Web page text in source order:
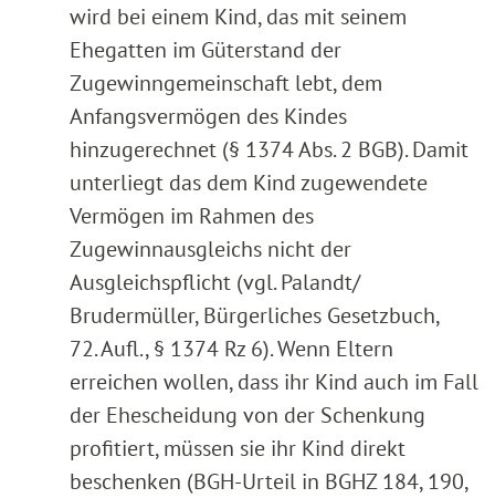
wird bei einem Kind, das mit seinem
Ehegatten im Güterstand der
Zugewinngemeinschaft lebt, dem
Anfangsvermögen des Kindes
hinzugerechnet (§ 1374 Abs. 2 BGB). Damit
unterliegt das dem Kind zugewendete
Vermögen im Rahmen des
Zugewinnausgleichs nicht der
Ausgleichspflicht (vgl. Palandt/
Brudermüller, Bürgerliches Gesetzbuch,
72. Aufl., § 1374 Rz 6). Wenn Eltern
erreichen wollen, dass ihr Kind auch im Fall
der Ehescheidung von der Schenkung
profitiert, müssen sie ihr Kind direkt
beschenken (BGH-Urteil in BGHZ 184, 190,